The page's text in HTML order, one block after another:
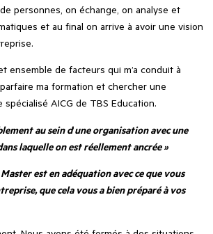
personnes, on échange, on analyse et
et au final on arrive à avoir une vision
ensemble de facteurs qui m’a conduit à
ma formation et chercher une
AICG de TBS Education.
au sein d’une organisationavec une
laquelle on est réellement ancrée »
est en adéquation avec ce que vous
que cela vous a bien préparé à vos